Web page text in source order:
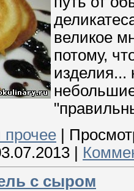
великое
потому,
изделия...
прочее |
|
с сыром